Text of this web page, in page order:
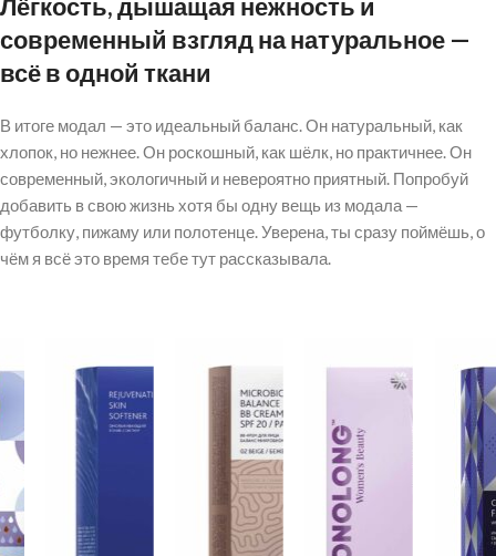
Лёгкость, дышащая нежность и
современный взгляд на натуральное —
всё в одной ткани
В итоге модал — это идеальный баланс. Он натуральный, как
хлопок, но нежнее. Он роскошный, как шёлк, но практичнее. Он
современный, экологичный и невероятно приятный. Попробуй
добавить в свою жизнь хотя бы одну вещь из модала —
футболку, пижаму или полотенце. Уверена, ты сразу поймёшь, о
чём я всё это время тебе тут рассказывала.